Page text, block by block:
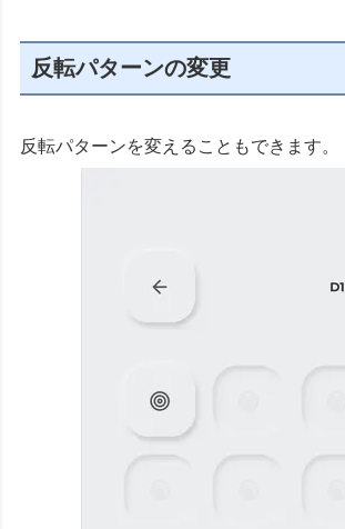
反転パターンの変更
反転パターンを変えることもできます。